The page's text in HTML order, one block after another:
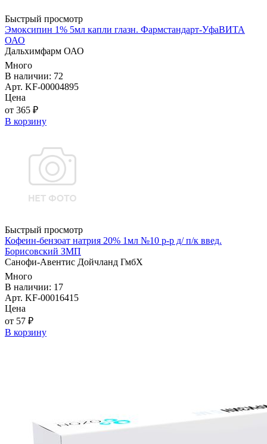
Быстрый просмотр
Эмоксипин 1% 5мл капли глазн. Фармстандарт-УфаВИТА
ОАО
Дальхимфарм ОАО
Много
В наличии: 72
Арт. KF-00004895
Цена
от 365 ₽
В корзину
Быстрый просмотр
Кофеин-бензоат натрия 20% 1мл №10 р-р д/ п/к введ.
Борисовский ЗМП
Санофи-Авентис Дойчланд ГмбХ
Много
В наличии: 17
Арт. KF-00016415
Цена
от 57 ₽
В корзину